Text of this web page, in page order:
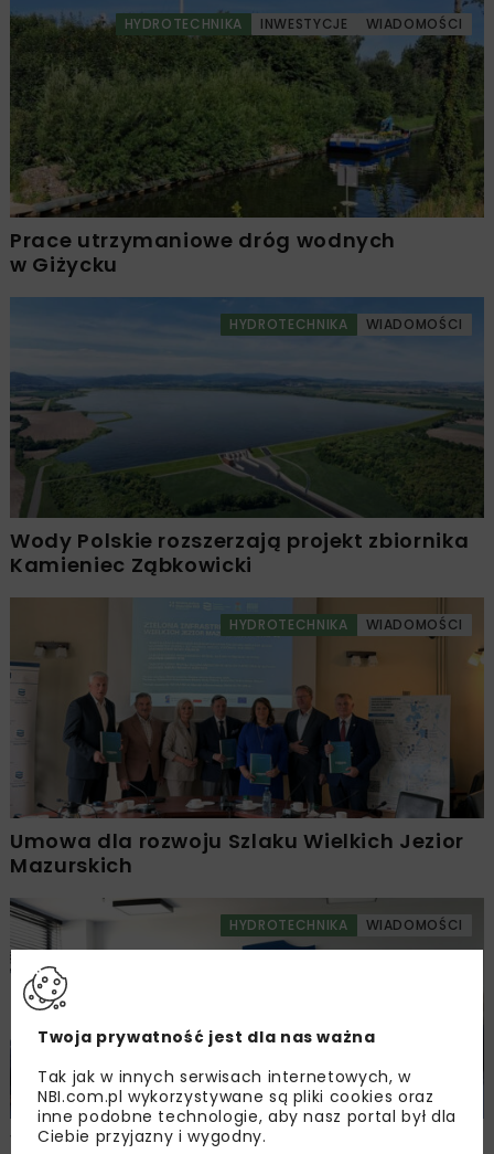
HYDROTECHNIKA INWESTYCJE WIADOMOŚCI
Prace utrzymaniowe dróg wodnych
w Giżycku
HYDROTECHNIKA WIADOMOŚCI
Wody Polskie rozszerzają projekt zbiornika
Kamieniec Ząbkowicki
HYDROTECHNIKA WIADOMOŚCI
Umowa dla rozwoju Szlaku Wielkich Jezior
Mazurskich
HYDROTECHNIKA WIADOMOŚCI
Wody Polskie zabiegają o kolejne środki
Twoja prywatność jest dla nas ważna
Tak jak w innych serwisach internetowych, w
NBI.com.pl wykorzystywane są pliki cookies oraz
inne podobne technologie, aby nasz portal był dla
Ciebie przyjazny i wygodny.